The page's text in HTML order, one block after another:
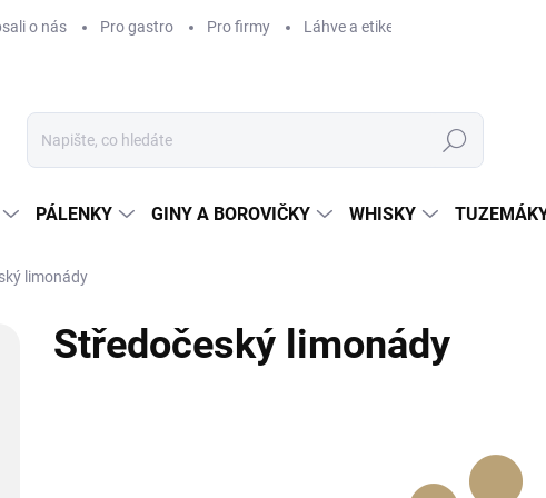
o nás Pro gastro Pro firmy Láhve a etikety na míru
Hledat
PÁLENKY GINY A BOROVIČKY WHISKY
limonády
Středočeský limonády